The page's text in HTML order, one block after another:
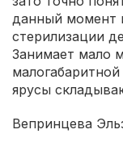
данный момент
стерилизации
Занимает мало
ярусы
Вепринцева